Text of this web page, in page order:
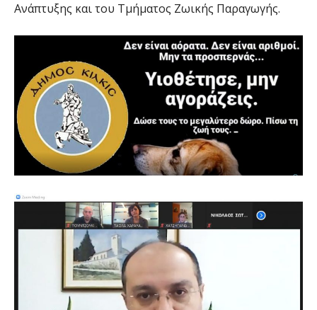
Ανάπτυξης και του Τμήματος Ζωικής Παραγωγής.